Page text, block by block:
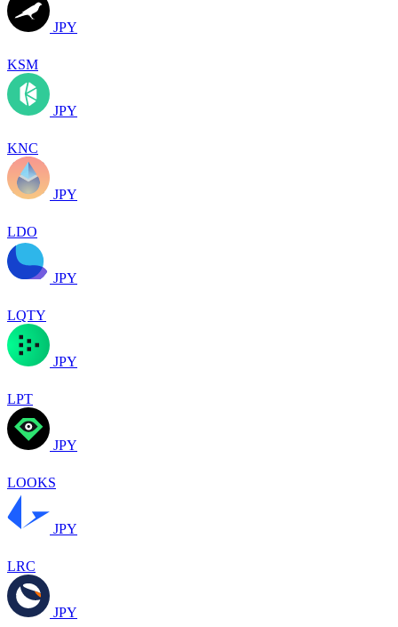
JPY
KSM
JPY
KNC
JPY
LDO
JPY
LQTY
JPY
LPT
JPY
LOOKS
JPY
LRC
JPY